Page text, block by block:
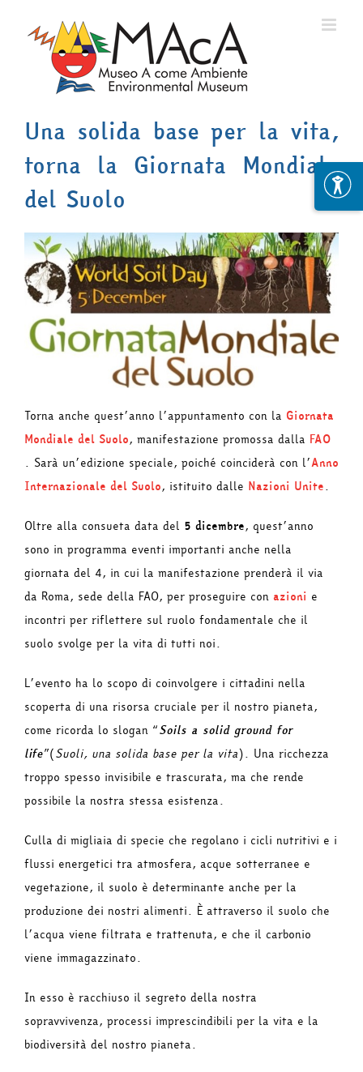
Una solida base per la vita,
torna la Giornata Mondiale
del Suolo
Torna anche quest’anno l’appuntamento con la Giornata
Mondiale del Suolo, manifestazione promossa dalla FAO
. Sarà un’edizione speciale, poiché coinciderà con l’Anno
Internazionale del Suolo, istituito dalle Nazioni Unite.
Oltre alla consueta data del 5 dicembre, quest’anno
sono in programma eventi importanti anche nella
giornata del 4, in cui la manifestazione prenderà il via
da Roma, sede della FAO, per proseguire con azioni e
incontri per riflettere sul ruolo fondamentale che il
suolo svolge per la vita di tutti noi.
L’evento ha lo scopo di coinvolgere i cittadini nella
scoperta di una risorsa cruciale per il nostro pianeta,
come ricorda lo slogan “Soils a solid ground for
life”(Suoli, una solida base per la vita). Una ricchezza
troppo spesso invisibile e trascurata, ma che rende
possibile la nostra stessa esistenza.
Culla di migliaia di specie che regolano i cicli nutritivi e i
flussi energetici tra atmosfera, acque sotterranee e
vegetazione, il suolo è determinante anche per la
produzione dei nostri alimenti. È attraverso il suolo che
l’acqua viene filtrata e trattenuta, e che il carbonio
viene immagazzinato.
In esso è racchiuso il segreto della nostra
sopravvivenza, processi imprescindibili per la vita e la
biodiversità del nostro pianeta.